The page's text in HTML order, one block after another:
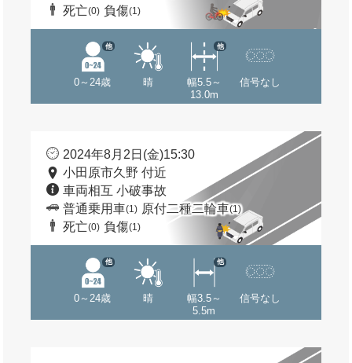
死亡(0) 負傷(1)
0～24歳
他
晴
幅5.5～
13.0m
他
信号なし
2024年8月2日(金)15:30
小田原市久野 付近
車両相互 小破事故
普通乗用車(1) 原付二種二輪車(1)
死亡(0) 負傷(1)
0～24歳
他
晴
幅3.5～
5.5m
他
信号なし